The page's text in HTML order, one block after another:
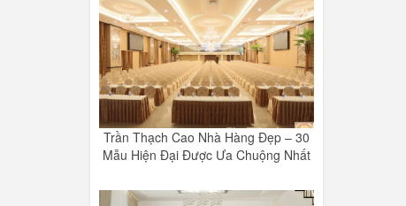
Trần Thạch Cao Nhà Hàng Đẹp – 30
Mẫu Hiện Đại Được Ưa Chuộng Nhất